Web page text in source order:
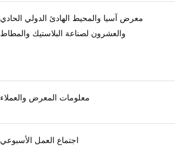
معرض آسيا والمحيط الهادئ الدولي الحادي
والعشرون لصناعة البلاستيك والمطاط
معلومات المعرض والعملاء
اجتماع العمل الأسبوعي